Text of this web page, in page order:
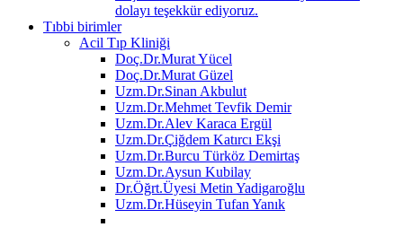
dolayı teşekkür ediyoruz.
Tıbbi birimler
Acil Tıp Kliniği
Doç.Dr.Murat Yücel
Doç.Dr.Murat Güzel
Uzm.Dr.Sinan Akbulut
Uzm.Dr.Mehmet Tevfik Demir
Uzm.Dr.Alev Karaca Ergül
Uzm.Dr.Çiğdem Katırcı Ekşi
Uzm.Dr.Burcu Türköz Demirtaş
Uzm.Dr.Aysun Kubilay
Dr.Öğrt.Üyesi Metin Yadigaroğlu
Uzm.Dr.Hüseyin Tufan Yanık